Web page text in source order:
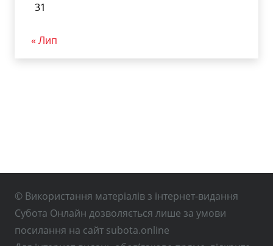
31
« Лип
© Використання матеріалів з інтернет-видання
Субота Онлайн дозволяється лише за умови
посилання на сайт subota.online